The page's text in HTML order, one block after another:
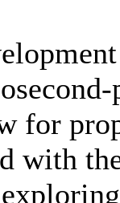
for
with